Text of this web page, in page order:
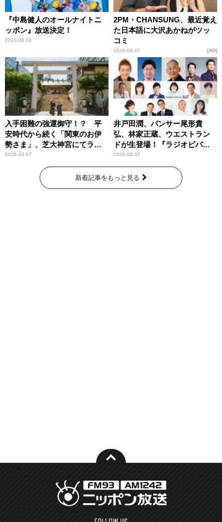
『中島健人のオールナイトニ
ッポン』放送決定！
2026.08.08
2PM・CHANSUNG、最近覚え
た日本語に大沢あかねがツッ
コミ
2026.08.07 AD
入手困難の強運御守！？ 平
安時代から続く「関東のお伊
勢さま」、芝大神宮にてラン
パンプスが合格祈願！
2026.08.07
井戸田潤、パンサー尾形貴
弘、林家正蔵、ウエストラン
ドが生登場！『ラジオビバリ
ー昼ズ』
2026.08.07
新着記事をもっと見る